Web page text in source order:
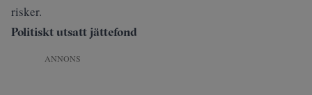
risker.
Politiskt utsatt jättefond
ANNONS